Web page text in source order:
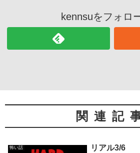
kennsuをフォロ
関連記
怖い話 リアル3/6